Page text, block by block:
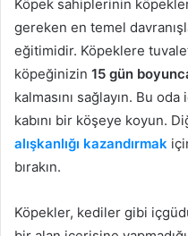
Köpek sahiplerinin
gereken en temel
eğitimidir. Köpeklere
köpeğinizin 15 gün
kalmasını sağlayın. Bu
kabını bir köşeye koyun.
alışkanlığı kazandırmak
bırakın.
Köpekler, kediler gibi